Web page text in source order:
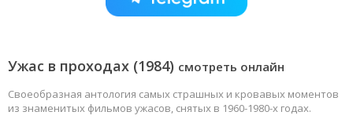
Ужас в проходах (1984) смотреть онлайн
Своеобразная антология самых страшных и кровавых моментов
из знаменитых фильмов ужасов, снятых в 1960-1980-х годах.